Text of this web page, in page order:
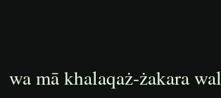
wa mā khalaqaż-żakara